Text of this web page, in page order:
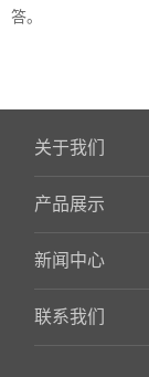
答。
关于我们
产品展示
新闻中心
联系我们